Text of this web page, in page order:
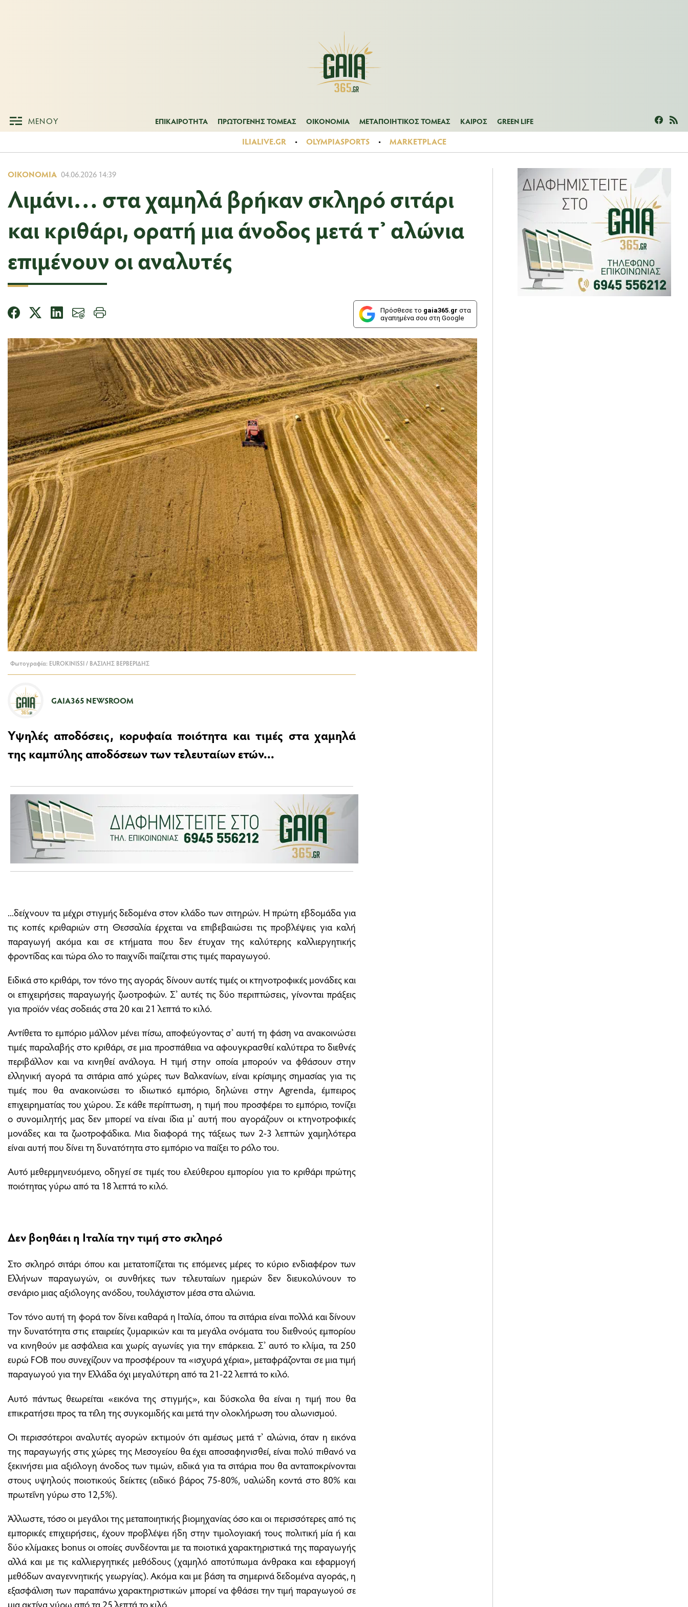
ΜΕΝΟΥ ΕΠΙΚΑΙΡΟΤΗΤΑ ΠΡΩΤΟΓΕΝΗΣ ΤΟΜΕΑΣ ΟΙΚΟΝΟΜΙΑ ΜΕΤΑΠΟΙΗΤΙΚΟΣ ΤΟΜΕΑΣ ΚΑΙΡΟΣ GREEN LIFE
ILIALIVE.GR OLYMPIASPORTS MARKETPLACE
ΟΙΚΟΝΟΜΊΑ 04.06.2026 14:39
Λιμάνι… στα χαμηλά βρήκαν σκληρό σιτάρι
και κριθάρι, ορατή μια άνοδος μετά τ’ αλώνια
επιμένουν οι αναλυτές
Πρόσθεσε το gaia365.gr στα
αγαπημένα σου στη Google
Φωτογραφία: EUROKINISSI / ΒΑΣΙΛΗΣ ΒΕΡΒΕΡΙΔΗΣ
GAIA365 NEWSROOM
Υψηλές αποδόσεις, κορυφαία ποιότητα και τιμές στα χαμηλά
της καμπύλης αποδόσεων των τελευταίων ετών...
...δείχνουν τα μέχρι στιγμής δεδομένα στον κλάδο των σιτηρών. Η πρώτη εβδομάδα για
τις κοπές κριθαριών στη Θεσσαλία έρχεται να επιβεβαιώσει τις προβλέψεις για καλή
παραγωγή ακόμα και σε κτήματα που δεν έτυχαν της καλύτερης καλλιεργητικής
φροντίδας και τώρα όλο το παιχνίδι παίζεται στις τιμές παραγωγού.
Ειδικά στο κριθάρι, τον τόνο της αγοράς δίνουν αυτές τιμές οι κτηνοτροφικές μονάδες και
οι επιχειρήσεις παραγωγής ζωοτροφών. Σ’ αυτές τις δύο περιπτώσεις, γίνονται πράξεις
για προϊόν νέας σοδειάς στα 20 και 21 λεπτά το κιλό.
Αντίθετα το εμπόριο μάλλον μένει πίσω, αποφεύγοντας σ’ αυτή τη φάση να ανακοινώσει
τιμές παραλαβής στο κριθάρι, σε μια προσπάθεια να αφουγκρασθεί καλύτερα το διεθνές
περιβάλλον και να κινηθεί ανάλογα. Η τιμή στην οποία μπορούν να φθάσουν στην
ελληνική αγορά τα σιτάρια από χώρες των Βαλκανίων, είναι κρίσιμης σημασίας για τις
τιμές που θα ανακοινώσει το ιδιωτικό εμπόριο, δηλώνει στην Agrenda, έμπειρος
επιχειρηματίας του χώρου. Σε κάθε περίπτωση, η τιμή που προσφέρει το εμπόριο, τονίζει
ο συνομιλητής μας δεν μπορεί να είναι ίδια μ’ αυτή που αγοράζουν οι κτηνοτροφικές
μονάδες και τα ζωοτροφάδικα. Μια διαφορά της τάξεως των 2-3 λεπτών χαμηλότερα
είναι αυτή που δίνει τη δυνατότητα στο εμπόριο να παίξει το ρόλο του.
Αυτό μεθερμηνευόμενο, οδηγεί σε τιμές του ελεύθερου εμπορίου για το κριθάρι πρώτης
ποιότητας γύρω από τα 18 λεπτά το κιλό.
Δεν βοηθάει η Ιταλία την τιμή στο σκληρό
Στο σκληρό σιτάρι όπου και μετατοπίζεται τις επόμενες μέρες το κύριο ενδιαφέρον των
Ελλήνων παραγωγών, οι συνθήκες των τελευταίων ημερών δεν διευκολύνουν το
σενάριο μιας αξιόλογης ανόδου, τουλάχιστον μέσα στα αλώνια.
Τον τόνο αυτή τη φορά τον δίνει καθαρά η Ιταλία, όπου τα σιτάρια είναι πολλά και δίνουν
την δυνατότητα στις εταιρείες ζυμαρικών και τα μεγάλα ονόματα του διεθνούς εμπορίου
να κινηθούν με ασφάλεια και χωρίς αγωνίες για την επάρκεια. Σ’ αυτό το κλίμα, τα 250
ευρώ FOB που συνεχίζουν να προσφέρουν τα «ισχυρά χέρια», μεταφράζονται σε μια τιμή
παραγωγού για την Ελλάδα όχι μεγαλύτερη από τα 21-22 λεπτά το κιλό.
Αυτό πάντως θεωρείται «εικόνα της στιγμής», και δύσκολα θα είναι η τιμή που θα
επικρατήσει προς τα τέλη της συγκομιδής και μετά την ολοκλήρωση του αλωνισμού.
Οι περισσότεροι αναλυτές αγορών εκτιμούν ότι αμέσως μετά τ’ αλώνια, όταν η εικόνα
της παραγωγής στις χώρες της Μεσογείου θα έχει αποσαφηνισθεί, είναι πολύ πιθανό να
ξεκινήσει μια αξιόλογη άνοδος των τιμών, ειδικά για τα σιτάρια που θα ανταποκρίνονται
στους υψηλούς ποιοτικούς δείκτες (ειδικό βάρος 75-80%, υαλώδη κοντά στο 80% και
πρωτεΐνη γύρω στο 12,5%).
Άλλωστε, τόσο οι μεγάλοι της μεταποιητικής βιομηχανίας όσο και οι περισσότερες από τις
εμπορικές επιχειρήσεις, έχουν προβλέψει ήδη στην τιμολογιακή τους πολιτική μία ή και
δύο κλίμακες bonus οι οποίες συνδέονται με τα ποιοτικά χαρακτηριστικά της παραγωγής
αλλά και με τις καλλιεργητικές μεθόδους (χαμηλό αποτύπωμα άνθρακα και εφαρμογή
μεθόδων αναγεννητικής γεωργίας). Ακόμα και με βάση τα σημερινά δεδομένα αγοράς, η
εξασφάλιση των παραπάνω χαρακτηριστικών μπορεί να φθάσει την τιμή παραγωγού σε
μια ακτίνα γύρω από τα 25 λεπτά το κιλό.